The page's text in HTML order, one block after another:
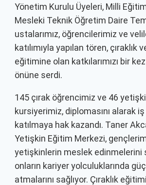
Yönetim Kurulu Üyeleri, Milli Eğitim
Mesleki Teknik Öğretim Daire
ustalarımız, öğrencilerimiz ve
katılımıyla yapılan tören, çıraklık
eğitimine olan katkılarımızı bir
önüne serdi.
145 çırak öğrencimiz ve 46
kursiyerimiz, diplomasını alarak
katılmaya hak kazandı. Taner
Yetişkin Eğitim Merkezi,
yetişkinlerin meslek edinmelerini
onların kariyer yolculuklarında
atmalarını sağlıyor. Çıraklık